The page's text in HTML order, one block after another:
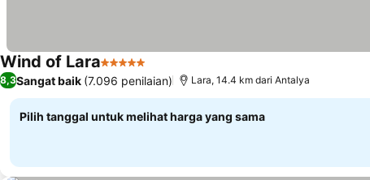
Wind of Lara5 Bintang Lihat harga
8,3Sangat baik (7.096 penilaian) Lara, 14.4 km dari Antalya
Pilih tanggal untuk melihat harga yang sama